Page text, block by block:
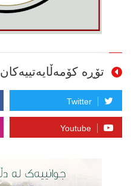
تۆڕە کۆمەڵایەتییەکان